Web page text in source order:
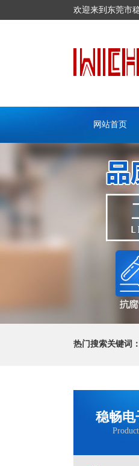
欢迎来到东莞市
网站首页
热门搜索关键词：
稳畅电